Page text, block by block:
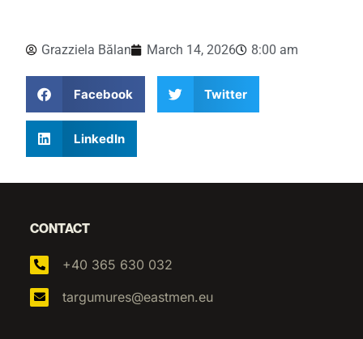
Grazziela Bălan March 14, 2026 8:00 am
Facebook Twitter
LinkedIn
CONTACT
+40 365 630 032
targumures@eastmen.eu